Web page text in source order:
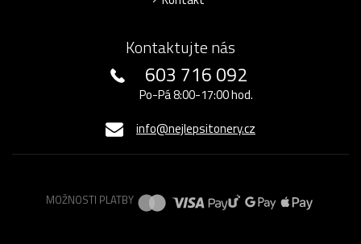
Kontaktujte nás
603 716 092
Po-Pá 8:00-17:00 hod.
info@nejlepsitonery.cz
MOŽNOSTI PLATBY